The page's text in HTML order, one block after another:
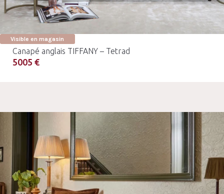
Visible en magasin
Canapé anglais TIFFANY – Tetrad
5005 €